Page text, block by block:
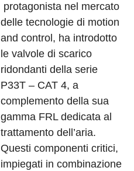
protagonista nel mercato
delle tecnologie di motion
and control, ha introdotto
le valvole di scarico
ridondanti della serie
P33T – CAT 4, a
complemento della sua
gamma FRL dedicata al
trattamento dell’aria.
Questi componenti critici,
impiegati in combinazione